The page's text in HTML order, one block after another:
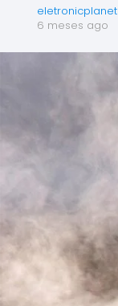
eletronicplanet
6 meses ago